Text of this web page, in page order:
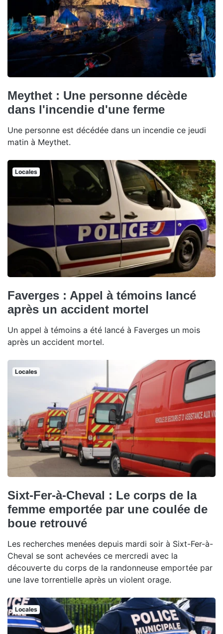
Meythet : Une personne décède
dans l'incendie d'une ferme
Une personne est décédée dans un incendie ce jeudi
matin à Meythet.
Locales
Faverges : Appel à témoins lancé
après un accident mortel
Un appel à témoins a été lancé à Faverges un mois
après un accident mortel.
Locales
Sixt-Fer-à-Cheval : Le corps de la
femme emportée par une coulée de
boue retrouvé
Les recherches menées depuis mardi soir à Sixt-Fer-à-
Cheval se sont achevées ce mercredi avec la
découverte du corps de la randonneuse emportée par
une lave torrentielle après un violent orage.
Locales